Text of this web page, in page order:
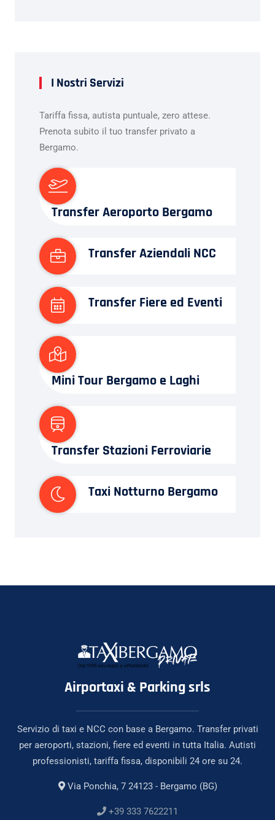
I Nostri Servizi
Tariffa fissa, autista puntuale, zero attese.
Prenota subito il tuo transfer privato a
Bergamo.
Transfer Aeroporto Bergamo
Transfer Aziendali NCC
Transfer Fiere ed Eventi
Mini Tour Bergamo e Laghi
Transfer Stazioni Ferroviarie
Taxi Notturno Bergamo
Airportaxi & Parking srls
Servizio di taxi e NCC con base a Bergamo. Transfer privati
per aeroporti, stazioni, fiere ed eventi in tutta Italia. Autisti
professionisti, tariffa fissa, disponibili 24 ore su 24.
Via Ponchia, 7 24123 - Bergamo (BG)
+39 333 7622211